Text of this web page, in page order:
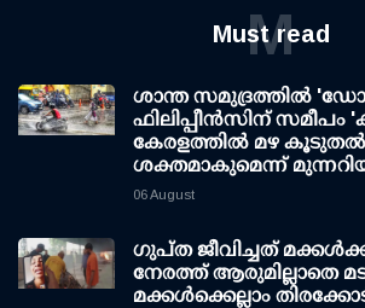
Must read
M
ശാന്ത സമുദ്രത്തില്‍
ഫിലിപ്പീന്‍സിന് സമീപം
കേരളത്തില്‍ മഴ കൂടുതല്‍
ശക്തമാകുമെന്ന്
06 August
ഗുപ്ത ജീവിച്ചത്
നേരത്ത് ആരുമില്ലാതെ
മക്കള്‍ക്കെല്ലാം